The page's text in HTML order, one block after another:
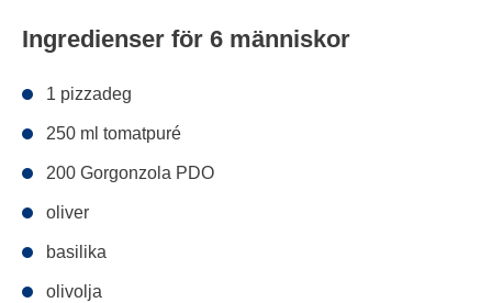
Ingredienser för 6 människor
1 pizzadeg
250 ml tomatpuré
200 Gorgonzola PDO
oliver
basilika
olivolja